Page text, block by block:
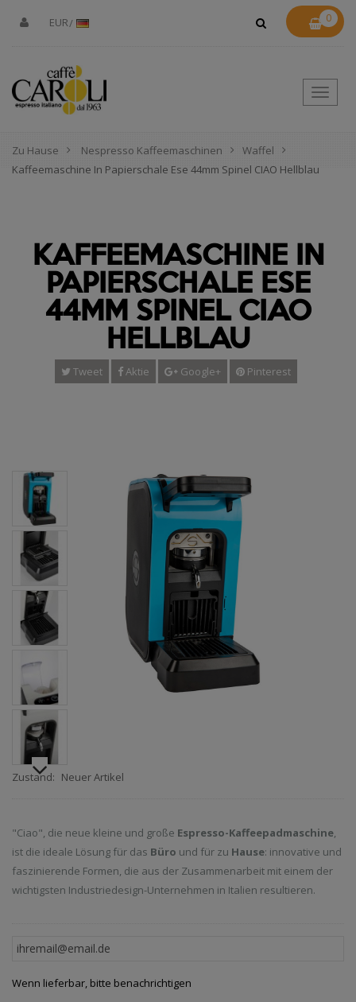
EUR 0
Zu Hause Nespresso Kaffeemaschinen
Waffel
Kaffeemaschine In Papierschale Ese 44mm Spinel CIAO Hellblau
KAFFEEMASCHINE IN
PAPIERSCHALE ESE
44MM SPINEL CIAO
HELLBLAU
Tweet Aktie Google+ Pinterest
Zustand: Neuer Artikel
"Ciao", die neue kleine und große Espresso-Kaffeepadmaschine
ist die ideale Lösung für das Büro und für zu Hause: innovative und
faszinierende Formen, die aus der Zusammenarbeit mit einem der
wichtigsten Industriedesign-Unternehmen in Italien resultieren.
Wenn lieferbar, bitte benachrichtigen